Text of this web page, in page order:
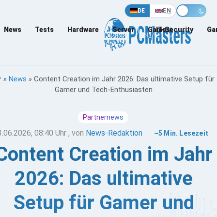
DE EN
News Tests Hardware Server Games
IT-Security
» News » Content Creation im Jahr 2026: Das ultimative Setup für
Gamer und Tech-Enthusiasten
Partnernews
08:40 Uhr , von News-Redaktion ~5 Min. Lesezeit
Creation im Jahr
2026: Das ultimative
Setup für Gamer und